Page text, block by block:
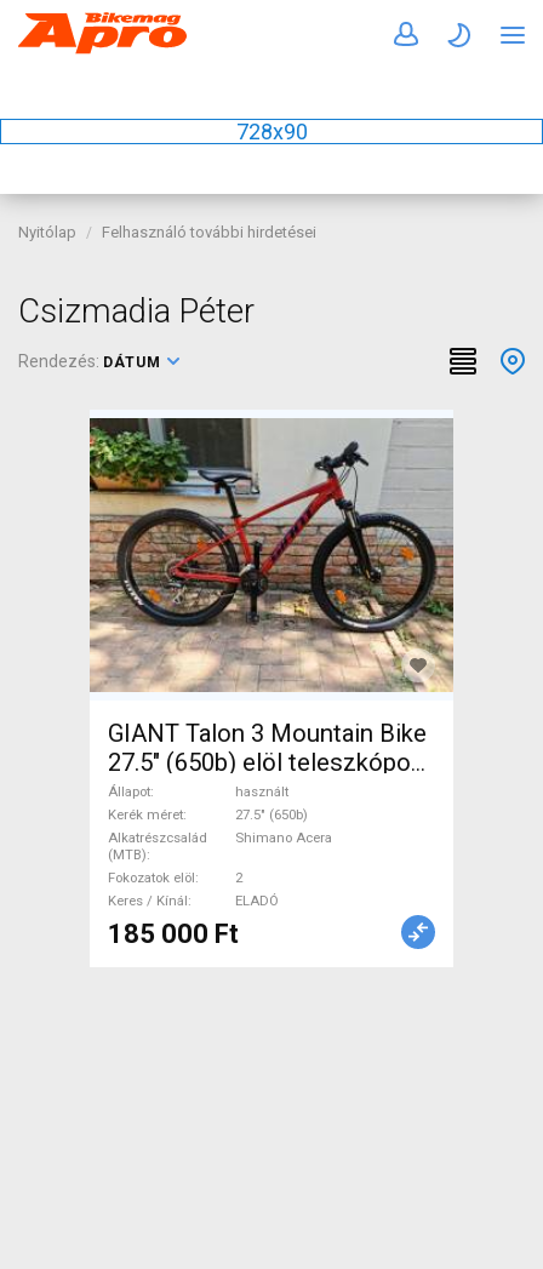
728x90
Nyitólap Felhasználó további hirdetései
Csizmadia Péter
Rendezés: DÁTUM
GIANT Talon 3 Mountain Bike
27.5" (650b) elöl teleszkópos
Shimano Acera használt
ELADÓ
Állapot
használt
Kerék méret
27.5" (650b)
Alkatrészcsalád
(MTB)
Shimano Acera
Fokozatok elöl
2
Keres / Kínál
ELADÓ
185 000 Ft